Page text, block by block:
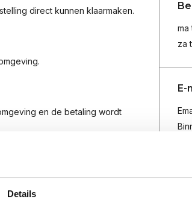
Details
direct kunnen klaarmaken.
en de betaling wordt
delen. De betaling wordt direct
ma
za
E-